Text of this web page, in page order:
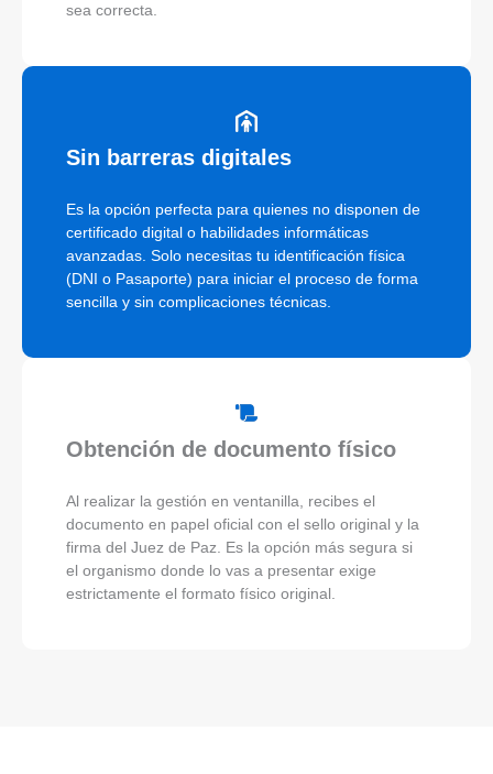
sea correcta.
Sin barreras digitales
Es la opción perfecta para quienes no disponen de
certificado digital o habilidades informáticas
avanzadas. Solo necesitas tu identificación física
(DNI o Pasaporte) para iniciar el proceso de forma
sencilla y sin complicaciones técnicas.
Obtención de documento físico
Al realizar la gestión en ventanilla, recibes el
documento en papel oficial con el sello original y la
firma del Juez de Paz. Es la opción más segura si
el organismo donde lo vas a presentar exige
estrictamente el formato físico original.